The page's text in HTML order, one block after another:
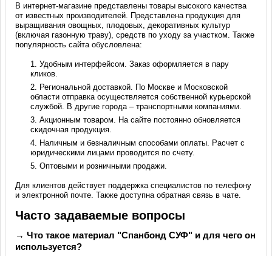
В интернет-магазине представлены товары высокого качества
от известных производителей. Представлена продукция для
выращивания овощных, плодовых, декоративных культур
(включая газонную траву), средств по уходу за участком. Также
популярность сайта обусловлена:
Удобным интерфейсом. Заказ оформляется в пару
кликов.
Региональной доставкой. По Москве и Московской
области отправка осуществляется собственной курьерской
службой. В другие города – транспортными компаниями.
Акционным товаром. На сайте постоянно обновляется
скидочная продукция.
Наличным и безналичным способами оплаты. Расчет с
юридическими лицами проводится по счету.
Оптовыми и розничными продажи.
Для клиентов действует поддержка специалистов по телефону
и электронной почте. Также доступна обратная связь в чате.
Часто задаваемые вопросы
→ Что такое материал "Спанбонд СУФ" и для чего он
используется?